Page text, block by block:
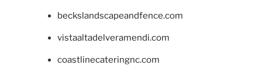
beckslandscapeandfence.com
vistaaltadelveramendi.com
coastlinecateringnc.com